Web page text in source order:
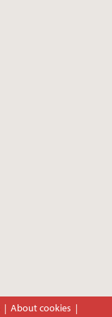
About cookies